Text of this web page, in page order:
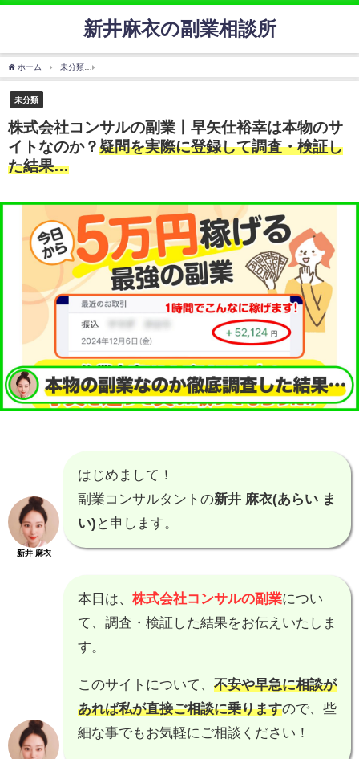
新井麻衣の副業相談所
ホーム 未分類
未分類
株式会社コンサルの副業丨早矢仕裕幸は本物のサ
イトなのか？疑問を実際に登録して調査・検証し
た結果…
新井 麻衣
はじめまして！
副業コンサルタントの新井 麻衣(あらい ま
い) と申します。
本日は、 株式会社コンサルの副業につい
て、調査・検証した結果をお伝えいたしま
す。
このサイトについて、 不安や早急に相談が
あれば私が直接ご相談に乗りますので、些
細な事でもお気軽にご相談ください！